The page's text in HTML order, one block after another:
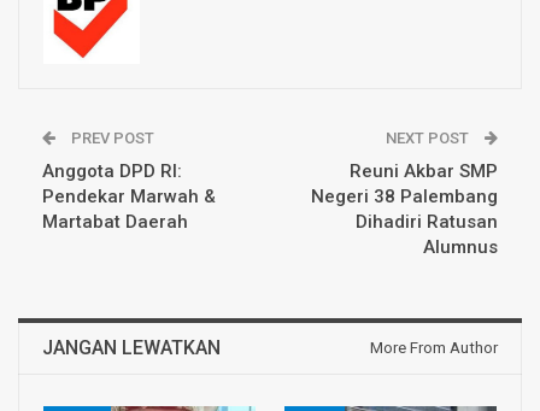
PREV POST
Anggota DPD RI:
Pendekar Marwah &
Martabat Daerah
NEXT POST
Reuni Akbar SMP
Negeri 38 Palembang
Dihadiri Ratusan
Alumnus
JANGAN LEWATKAN More From Author